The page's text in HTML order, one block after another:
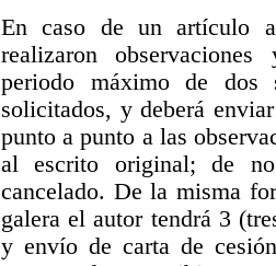
En caso de un artículo
realizaron
periodo máximo de dos
solicitados, y deberá
punto a punto a las
al escrito original; de
cancelado. De la misma
galera el autor tendrá 3
y envío de carta de